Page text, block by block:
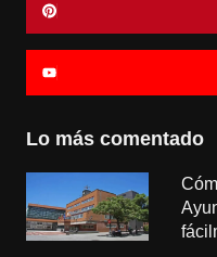
Lo más comentado